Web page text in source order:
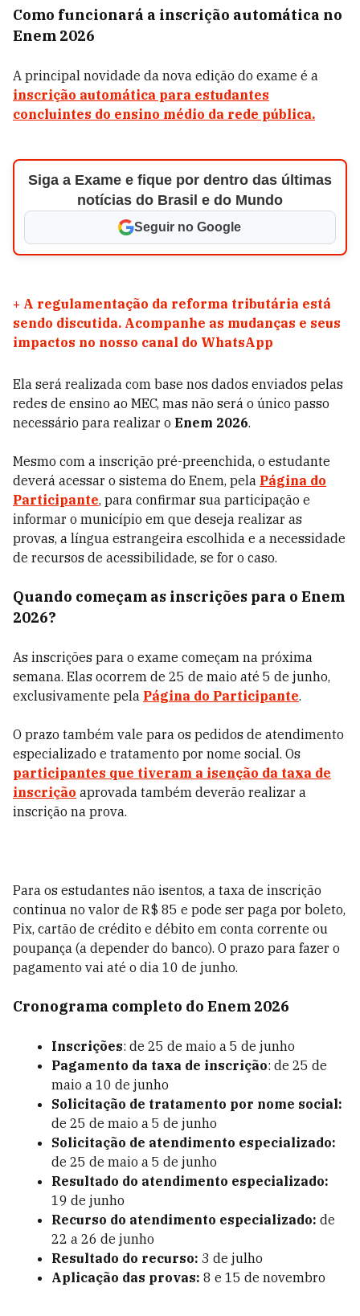
Como funcionará a inscrição automática no
Enem 2026
A principal novidade da nova edição do exame é a
inscrição automática para estudantes
concluintes do ensino médio da rede pública.
Siga a Exame e fique por dentro das últimas
notícias do Brasil e do Mundo
Seguir no Google
+ A regulamentação da reforma tributária está
sendo discutida. Acompanhe as mudanças e seus
impactos no nosso canal do WhatsApp
Ela será realizada com base nos dados enviados pelas
redes de ensino ao MEC, mas não será o único passo
necessário para realizar o Enem 2026.
Mesmo com a inscrição pré-preenchida, o estudante
deverá acessar o sistema do Enem, pela Página do
Participante, para confirmar sua participação e
informar o município em que deseja realizar as
provas, a língua estrangeira escolhida e a necessidade
de recursos de acessibilidade, se for o caso.
Quando começam as inscrições para o Enem
2026?
As inscrições para o exame começam na próxima
semana. Elas ocorrem de 25 de maio até 5 de junho,
exclusivamente pela Página do Participante.
O prazo também vale para os pedidos de atendimento
especializado e tratamento por nome social. Os
participantes que tiveram a isenção da taxa de
inscrição aprovada também deverão realizar a
inscrição na prova.
Para os estudantes não isentos, a taxa de inscrição
continua no valor de R$ 85 e pode ser paga por boleto,
Pix, cartão de crédito e débito em conta corrente ou
poupança (a depender do banco). O prazo para fazer o
pagamento vai até o dia 10 de junho.
Cronograma completo do Enem 2026
Inscrições: de 25 de maio a 5 de junho
Pagamento da taxa de inscrição: de 25 de
maio a 10 de junho
Solicitação de tratamento por nome social:
de 25 de maio a 5 de junho
Solicitação de atendimento especializado:
de 25 de maio a 5 de junho
Resultado do atendimento especializado:
19 de junho
Recurso do atendimento especializado: de
22 a 26 de junho
Resultado do recurso: 3 de julho
Aplicação das provas: 8 e 15 de novembro